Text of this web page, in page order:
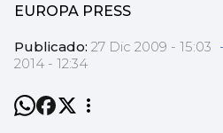
EUROPA PRESS
Publicado: 27 Dic 2009 - 15:03
2014 - 12:34